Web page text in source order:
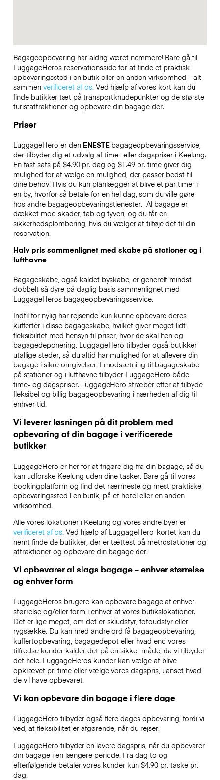
Bagageopbevaring har aldrig været nemmere! Bare gå til
LuggageHeros reservationsside for at finde et praktisk
opbevaringssted i en butik eller en anden virksomhed – alt
sammen verificeret af os. Ved hjælp af vores kort kan du
finde butikker tæt på transportknudepunkter og de største
turistattraktioner og opbevare din bagage der.
Priser
LuggageHero er den ENESTEbagageopbevaringsservice,
der tilbyder dig et udvalg af time- eller dagspriser i Keelung.
En fast sats på $4.90 pr. dag og $1.49 pr. time giver dig
mulighed for at vælge en mulighed, der passer bedst til
dine behov. Hvis du kun planlægger at blive et par timer i
en by, hvorfor så betale for en hel dag, som du ville gøre
hos andre bagageopbevaringstjenester. Al bagage er
dækket mod skader, tab og tyveri, og du får en
sikkerhedsplombering, hvis du vælger at tilføje det til din
reservation.
Halv pris sammenlignet med skabe på stationer og i
lufthavne
Bagageskabe, også kaldet byskabe, er generelt mindst
dobbelt så dyre på daglig basis sammenlignet med
LuggageHeros bagageopbevaringsservice.
Indtil for nylig har rejsende kun kunne opbevare deres
kufferter i disse bagageskabe, hvilket giver meget lidt
fleksibilitet med hensyn til priser, hvor de skal hen og
bagagedeponering. LuggageHero tilbyder også butikker
utallige steder, så du altid har mulighed for at aflevere din
bagage i sikre omgivelser. I modsætning til bagageskabe
på stationer og i lufthavne tilbyder LuggageHero både
time- og dagspriser. LuggageHero stræber efter at tilbyde
fleksibel og billig bagageopbevaring i nærheden af dig til
enhver tid.
Vi leverer løsningen på dit problem med
opbevaring af din bagage i verificerede
butikker
LuggageHero er her for at frigøre dig fra din bagage, så du
kan udforske Keelung uden dine tasker. Bare gå til vores
bookingplatform og find det nærmeste og mest praktiske
opbevaringssted i en butik, på et hotel eller en anden
virksomhed.
Alle vores lokationer i Keelung og vores andre byer er
verificeret af os. Ved hjælp af LuggageHero-kortet kan du
nemt finde de butikker, der er tættest på metrostationer og
attraktioner og opbevare din bagage der.
Vi opbevarer al slags bagage – enhver størrelse
og enhver form
LuggageHeros brugere kan opbevare bagage af enhver
størrelse og/eller form i enhver af vores butikslokationer.
Det er lige meget, om det er skiudstyr, fotoudstyr eller
rygsække. Du kan med andre ord få bagageopbevaring,
kuffertopbevaring, bagagedepot eller hvad end vores
tilfredse kunder kalder det på en sikker måde, da vi tilbyder
det hele. LuggageHeros kunder kan vælge at blive
opkrævet pr. time eller vælge vores dagspris, uanset hvad
de vil have opbevaret.
Vi kan opbevare din bagage i flere dage
LuggageHero tilbyder også flere dages opbevaring, fordi vi
ved, at fleksibilitet er afgørende, når du rejser.
LuggageHero tilbyder en lavere dagspris, når du opbevarer
din bagage i en længere periode. Fra dag to og
efterfølgende betaler vores kunder kun $4.90 pr. taske pr.
dag.